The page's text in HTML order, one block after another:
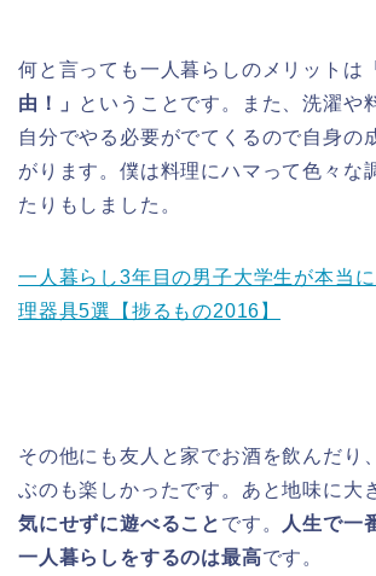
何と言っても一人暮らしのメリットは「
由！」 ということです。また、洗濯や
自分でやる必要がでてくるので自身の
がります。僕は料理にハマって色々な
たりもしました。
一人暮らし3年目の男子大学生が本当
理器具5選【捗るもの2016】
その他にも友人と家でお酒を飲んだり
ぶのも楽しかったです。あと地味に大
気にせずに遊べること です。
人生で一
一人暮らしをするのは最高です。